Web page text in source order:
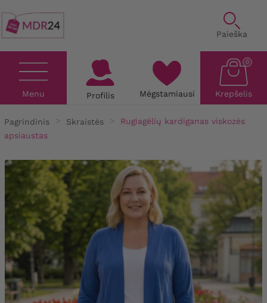
Paieška
Menu Profilis Mėgstamiausi Krepšelis
0
Pagrindinis Skraistės
Rugiagėlių kardiganas viskozės
apsiaustas